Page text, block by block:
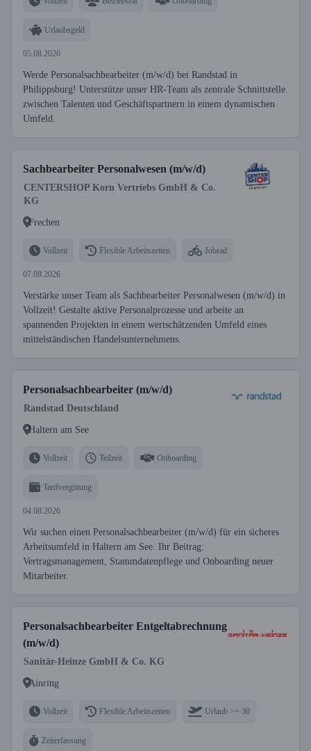
Urlaubsgeld
05.08.2026
Werde Personalsachbearbeiter (m/w/d) bei Randstad in
Philippsburg! Unterstütze unser HR-Team als zentrale Schnittstelle
zwischen Talenten und Geschäftspartnern in einem dynamischen
Umfeld.
Sachbearbeiter Personalwesen (m/w/d)
CENTERSHOP Korn Vertriebs GmbH & Co.
KG
Frechen
Vollzeit Flexible Arbeitszeiten Jobrad
07.08.2026
Verstärke unser Team als Sachbearbeiter Personalwesen (m/w/d) in
Vollzeit! Gestalte aktive Personalprozesse und arbeite an
spannenden Projekten in einem wertschätzenden Umfeld eines
mittelständischen Handelsunternehmens.
Personalsachbearbeiter (m/w/d)
Randstad Deutschland
Haltern am See
Vollzeit Teilzeit Onboarding
Tarifvergütung
04.08.2026
Wir suchen einen Personalsachbearbeiter (m/w/d) für ein sicheres
Arbeitsumfeld in Haltern am See. Ihr Beitrag:
Vertragsmanagement, Stammdatenpflege und Onboarding neuer
Mitarbeiter.
Personalsachbearbeiter Entgeltabrechnung
(m/w/d)
Sanitär-Heinze GmbH & Co. KG
Ainring
Vollzeit Flexible Arbeitszeiten Urlaub >= 30
Zeiterfassung